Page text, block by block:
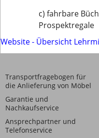
c) fahrbare
Prospektregale
Website - Übersicht
Transportfragebogen für
die Anlieferung von Möbel
Garantie und
Nachkaufservice
Ansprechpartner und
Telefonservice